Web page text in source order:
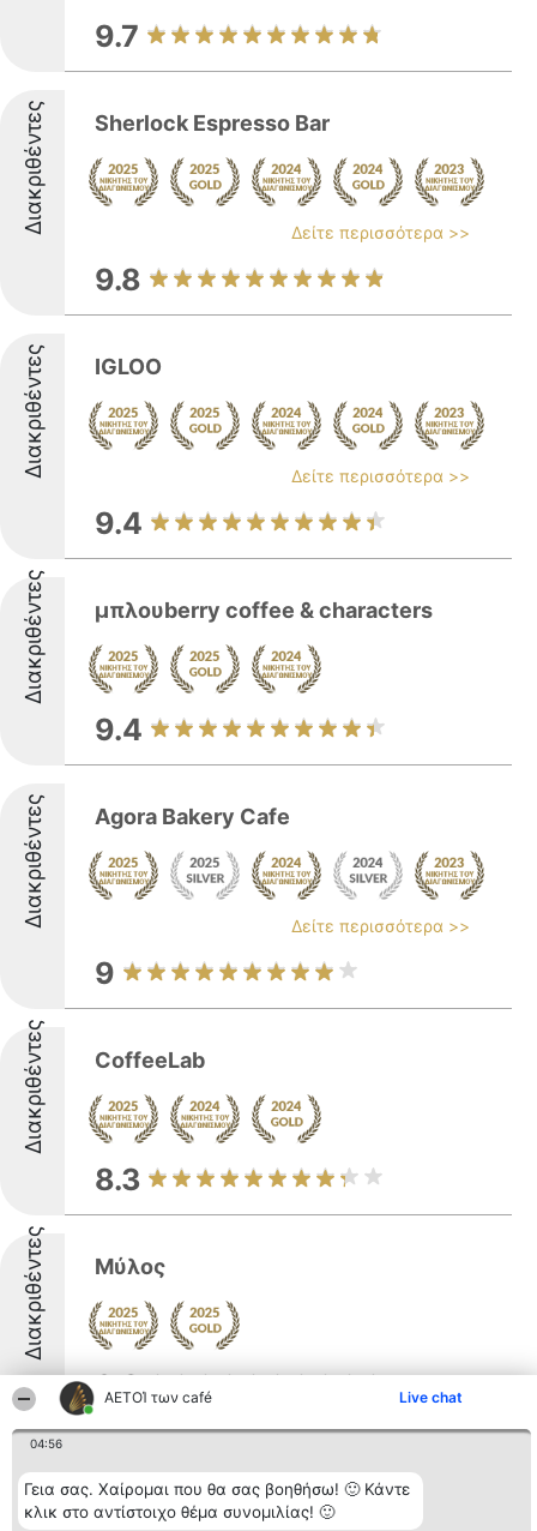
ΑΕΤΟΊ των café Live chat
04:56
Γεια σας. Χαίρομαι που θα σας βοηθήσω! 🙂 Κάντε
κλικ στο αντίστοιχο θέμα συνομιλίας! 🙂
9.7
Διακριθέντες Sherlock Espresso Bar
Δείτε περισσότερα >>
9.8
Διακριθέντες IGLOO
Δείτε περισσότερα >>
9.4
Διακριθέντες μπλουberry coffee & characters
9.4
Διακριθέντες Agora Bakery Cafe
Δείτε περισσότερα >>
9
Διακριθέντες CoffeeLab
8.3
Διακριθέντες Μύλος
9.3
Το Καφέ Της Καρυας